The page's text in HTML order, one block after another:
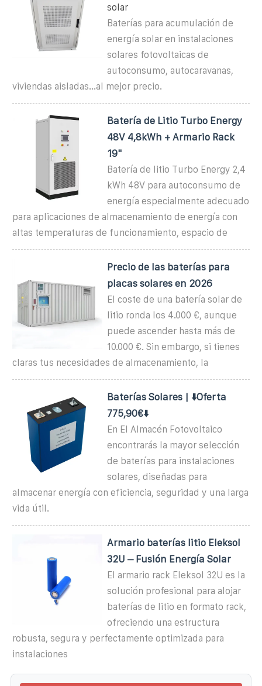
solar
Baterías para acumulación de
energía solar en instalaciones
solares fotovoltaicas de
autoconsumo, autocaravanas,
viviendas aisladas...al mejor precio.
Batería de Litio Turbo Energy
48V 4,8kWh + Armario Rack
19"
Batería de litio Turbo Energy 2,4
kWh 48V para autoconsumo de
energía especialmente adecuado
para aplicaciones de almacenamiento de energía con
altas temperaturas de funcionamiento, espacio de
Precio de las baterías para
placas solares en 2026
El coste de una batería solar de
litio ronda los 4.000 €, aunque
puede ascender hasta más de
10.000 €. Sin embargo, si tienes
claras tus necesidades de almacenamiento, la
Baterías Solares | ⬇️Oferta
775,90€⬇️
En El Almacén Fotovoltaico
encontrarás la mayor selección
de baterías para instalaciones
solares, diseñadas para
almacenar energía con eficiencia, seguridad y una larga
vida útil.
Armario baterías litio Eleksol
32U – Fusión Energía Solar
El armario rack Eleksol 32U es la
solución profesional para alojar
baterías de litio en formato rack,
ofreciendo una estructura
robusta, segura y perfectamente optimizada para
instalaciones